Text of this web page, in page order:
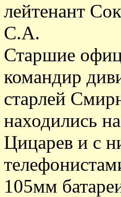
лейтенант
С.А.
Старшие
командир
старлей
находились
Цицарев и с
105мм